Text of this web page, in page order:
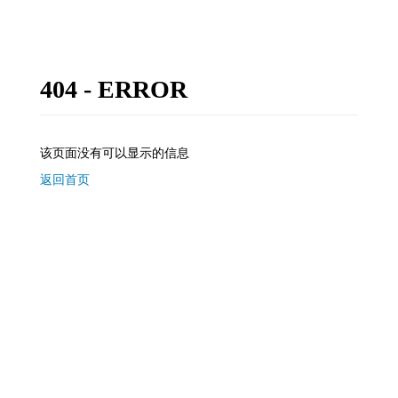
404 - ERROR
该页面没有可以显示的信息
返回首页